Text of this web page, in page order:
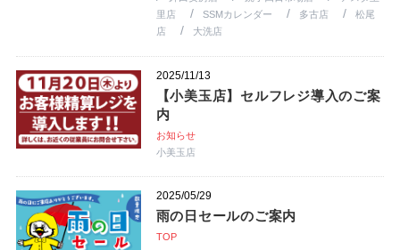
里店
SSMカレンダー 多古店
松尾
店
大洗店
2025/11/13
【小美玉店】セルフレジ導入のご案
内
お知らせ
小美玉店
2025/05/29
雨の日セールのご案内
TOP